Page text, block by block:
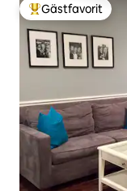
Populär gästfavorit
Gästfavorit